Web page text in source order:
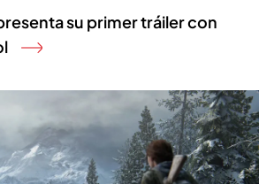
su primer tráiler con